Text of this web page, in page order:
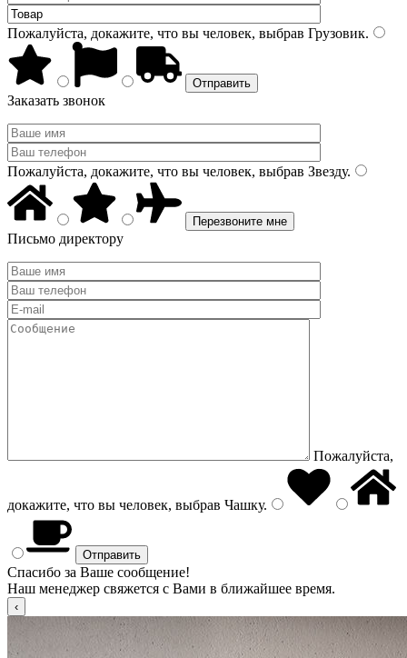
Пожалуйста, докажите, что вы человек, выбрав Грузовик.
Заказать звонок
Пожалуйста, докажите, что вы человек, выбрав Звезду.
Письмо директору
Пожалуйста,
докажите, что вы человек, выбрав Чашку.
Спасибо за Ваше сообщение!
Наш менеджер свяжется с Вами в ближайшее время.